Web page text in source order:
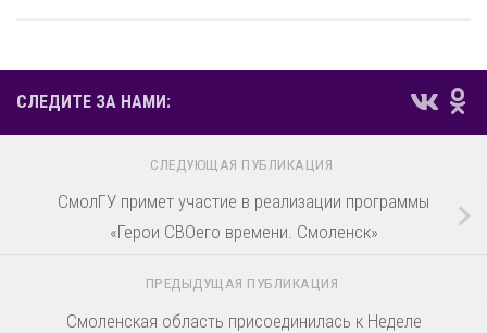
СЛЕДИТЕ ЗА НАМИ:
СЛЕДУЮЩАЯ ПУБЛИКАЦИЯ
СмолГУ примет участие в реализации программы
«Герои СВОего времени. Смоленск»
ПРЕДЫДУЩАЯ ПУБЛИКАЦИЯ
Смоленская область присоединилась к Неделе